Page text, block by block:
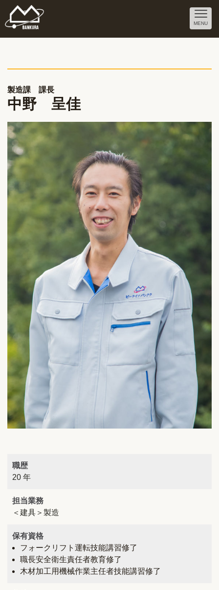
MENU
製造課 課長
中野 呈佳
職歴
20 年
担当業務
＜建具＞製造
保有資格
フォークリフト運転技能講習修了
職長安全衛生責任者教育修了
木材加工用機械作業主任者技能講習修了